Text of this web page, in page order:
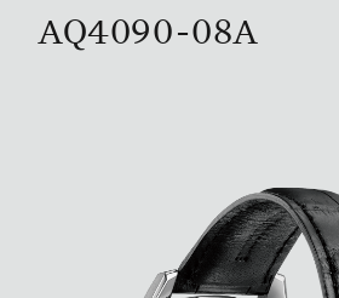
AQ4090-08A